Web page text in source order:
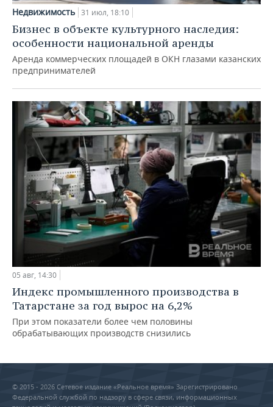
Недвижимость 31 июл, 18:10
Бизнес в объекте культурного наследия:
особенности национальной аренды
Аренда коммерческих площадей в ОКН глазами казанских
предпринимателей
05 авг, 14:30
Индекс промышленного производства в
Татарстане за год вырос на 6,2%
При этом показатели более чем половины
обрабатывающих производств снизились
© 2015 - 2026 Сетевое издание «Реальное время» Зарегистрировано
Федеральной службой по надзору в сфере связи, информационных